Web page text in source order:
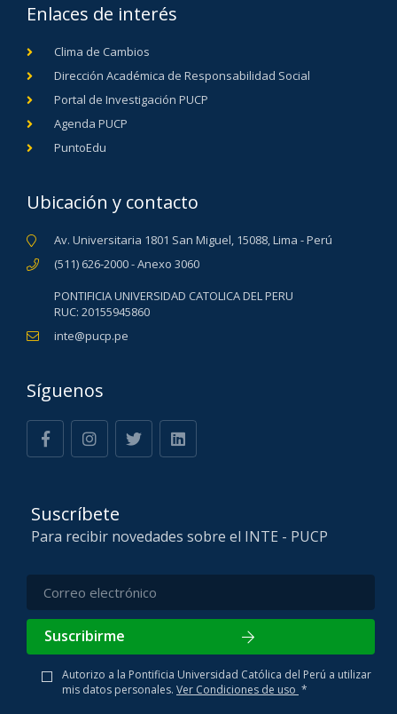
Enlaces de interés
Clima de Cambios
Dirección Académica de Responsabilidad Social
Portal de Investigación PUCP
Agenda PUCP
PuntoEdu
Ubicación y contacto
Av. Universitaria 1801 San Miguel, 15088, Lima - Perú
(511) 626-2000 - Anexo 3060
PONTIFICIA UNIVERSIDAD CATOLICA DEL PERU
RUC: 20155945860
inte@pucp.pe
Síguenos
Suscríbete
Para recibir novedades sobre el INTE - PUCP
Suscribirme
Autorizo a la Pontificia Universidad Católica del Perú a utilizar
mis datos personales. Ver Condiciones de uso *